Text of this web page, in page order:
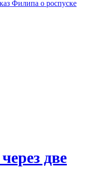
Филипа о роспуске
две